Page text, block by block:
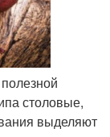
столовые,
выделяют